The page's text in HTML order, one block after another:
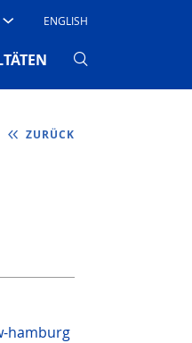
ENGLISH
ZURÜCK
hamburg